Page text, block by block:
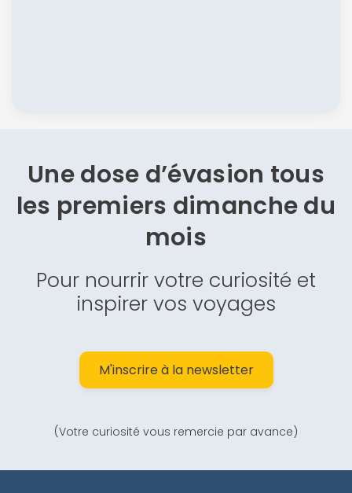
Une dose d’évasion tous
les premiers dimanche du
mois
Pour nourrir votre curiosité et
inspirer vos voyages
M'inscrire à la newsletter
(Votre curiosité vous remercie par avance)